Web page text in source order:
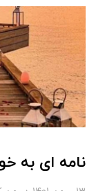
نامه ای به